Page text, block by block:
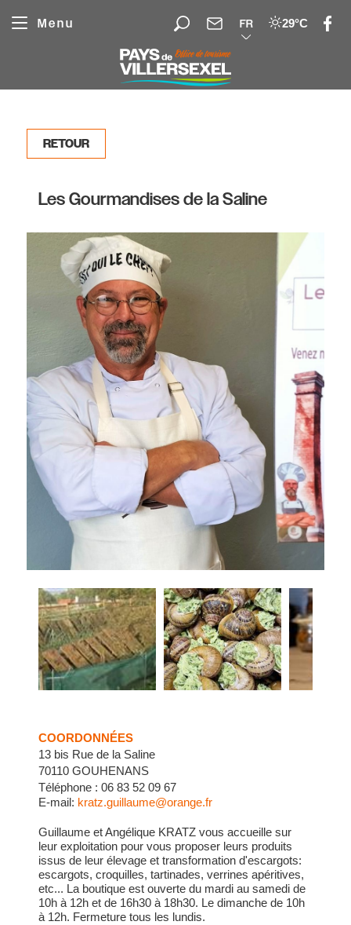
Menu FR 29°C
RETOUR
Les Gourmandises de la Saline
COORDONNÉES
13 bis Rue de la Saline
70110 GOUHENANS
Téléphone : 06 83 52 09 67
E-mail: kratz.guillaume@orange.fr
Guillaume et Angélique KRATZ vous accueille sur
leur exploitation pour vous proposer leurs produits
issus de leur élevage et transformation d'escargots:
escargots, croquilles, tartinades, verrines apéritives,
etc... La boutique est ouverte du mardi au samedi de
10h à 12h et de 16h30 à 18h30. Le dimanche de 10h
à 12h. Fermeture tous les lundis.